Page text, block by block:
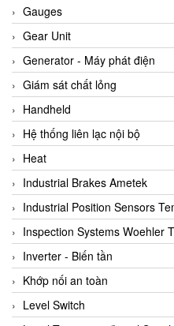
Arcos Hydraulik
Ardetem-Sfere-Vietnam
Argal
AS ENERGI
ASCO CO2
Asker
AT2E
ATC Pneumatic
ATEX System
ATI - IA
ATI (Analytical Technology Inc)
Atos
Atrax
Gauges
Gear Unit
Generator - Máy phát điện
Giám sát chất lỏng
Handheld
Hệ thống liên lạc nội bộ
Heat
Industrial Brakes Ametek
Industrial Position Sensors
Inspection Systems Woehler
Inverter - Biến tần
Khớp nối an toàn
Level Switch